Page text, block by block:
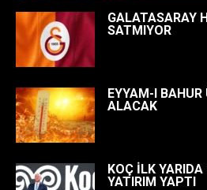
GALATASARAY
SATMIYOR
EYYAM-I
ALACAK
KOÇ İLK
YATIRIM YAPTI